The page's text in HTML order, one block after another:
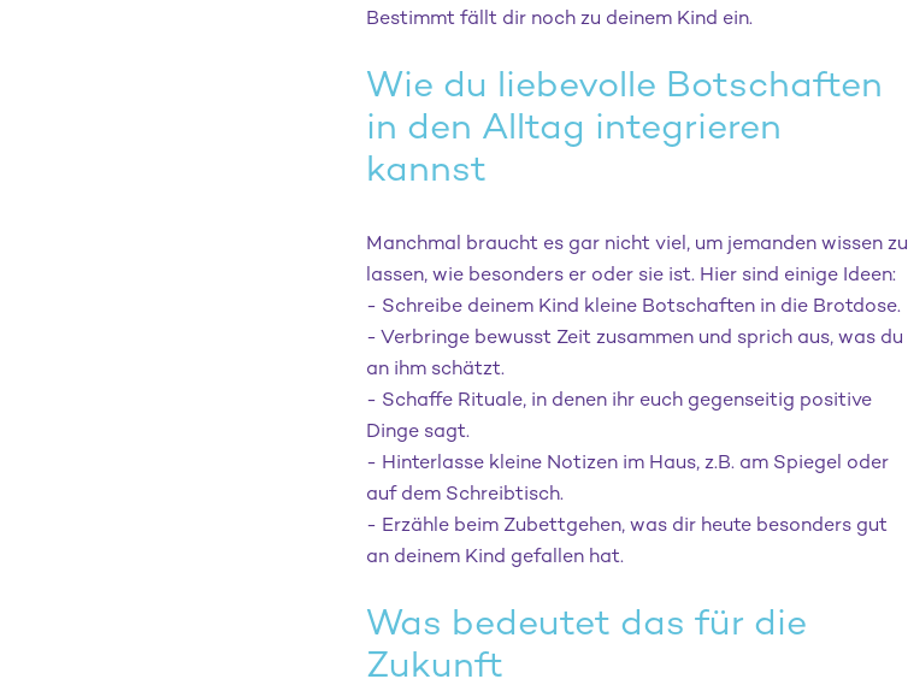
Bestimmt fällt dir noch zu deinem Kind ein.
Wie du liebevolle Botschaften
in den Alltag integrieren
kannst
Manchmal braucht es gar nicht viel, um jemanden wissen zu
lassen, wie besonders er oder sie ist. Hier sind einige Ideen:
- Schreibe deinem Kind kleine Botschaften in die Brotdose.
- Verbringe bewusst Zeit zusammen und sprich aus, was du
an ihm schätzt.
- Schaffe Rituale, in denen ihr euch gegenseitig positive
Dinge sagt.
- Hinterlasse kleine Notizen im Haus, z.B. am Spiegel oder
auf dem Schreibtisch.
- Erzähle beim Zubettgehen, was dir heute besonders gut
an deinem Kind gefallen hat.
Was bedeutet das für die
Zukunft